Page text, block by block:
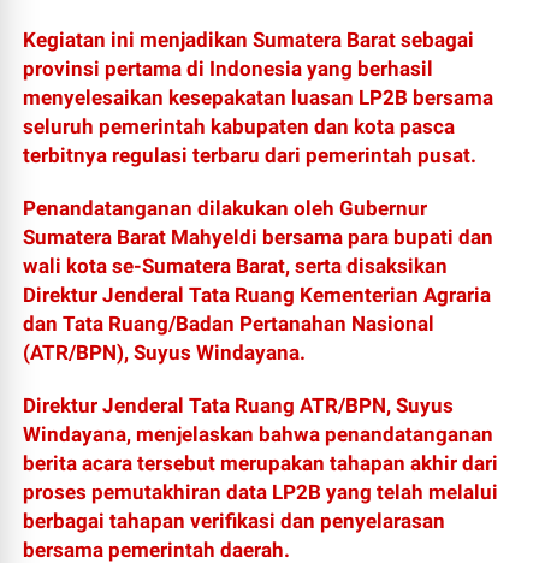
Kegiatan ini menjadikan Sumatera Barat sebagai
provinsi pertama di Indonesia yang berhasil
menyelesaikan kesepakatan luasan LP2B bersama
seluruh pemerintah kabupaten dan kota pasca
terbitnya regulasi terbaru dari pemerintah pusat.
Penandatanganan dilakukan oleh Gubernur
Sumatera Barat Mahyeldi bersama para bupati dan
wali kota se-Sumatera Barat, serta disaksikan
Direktur Jenderal Tata Ruang Kementerian Agraria
dan Tata Ruang/Badan Pertanahan Nasional
(ATR/BPN), Suyus Windayana.
Direktur Jenderal Tata Ruang ATR/BPN, Suyus
Windayana, menjelaskan bahwa penandatanganan
berita acara tersebut merupakan tahapan akhir dari
proses pemutakhiran data LP2B yang telah melalui
berbagai tahapan verifikasi dan penyelarasan
bersama pemerintah daerah.